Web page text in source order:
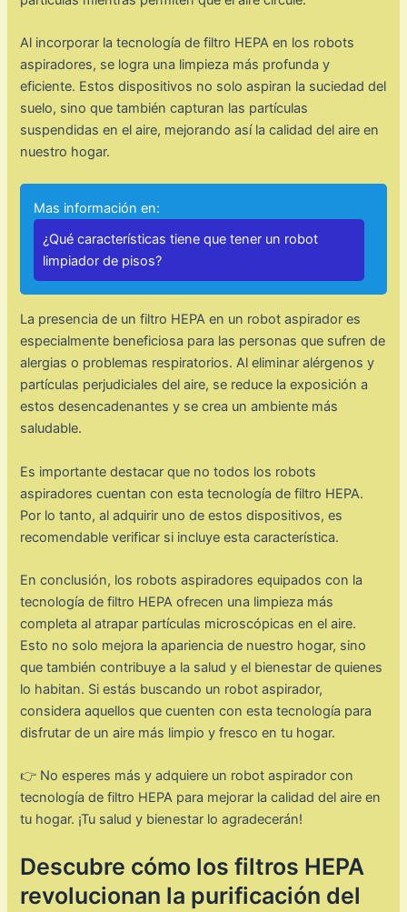
Al incorporar la tecnología de filtro HEPA en los robots
aspiradores, se logra una limpieza más profunda y
eficiente. Estos dispositivos no solo aspiran la suciedad del
suelo, sino que también capturan las partículas
suspendidas en el aire, mejorando así la calidad del aire en
nuestro hogar.
Mas información en:
¿Qué características tiene que tener un robot
limpiador de pisos?
La presencia de un filtro HEPA en un robot aspirador es
especialmente beneficiosa para las personas que sufren de
alergias o problemas respiratorios. Al eliminar alérgenos y
partículas perjudiciales del aire, se reduce la exposición a
estos desencadenantes y se crea un ambiente más
saludable.
Es importante destacar que no todos los robots
aspiradores cuentan con esta tecnología de filtro HEPA.
Por lo tanto, al adquirir uno de estos dispositivos, es
recomendable verificar si incluye esta característica.
En conclusión, los robots aspiradores equipados con la
tecnología de filtro HEPA ofrecen una limpieza más
completa al atrapar partículas microscópicas en el aire.
Esto no solo mejora la apariencia de nuestro hogar, sino
que también contribuye a la salud y el bienestar de quienes
lo habitan. Si estás buscando un robot aspirador,
considera aquellos que cuenten con esta tecnología para
disfrutar de un aire más limpio y fresco en tu hogar.
👉 No esperes más y adquiere un robot aspirador con
tecnología de filtro HEPA para mejorar la calidad del aire en
tu hogar. ¡Tu salud y bienestar lo agradecerán!
Descubre cómo los filtros HEPA
revolucionan la purificación del